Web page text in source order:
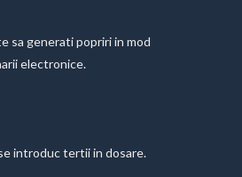
sa generati popriri in mod
electronice.
introduc tertii in dosare.